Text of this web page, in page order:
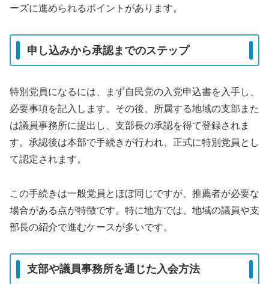
ーズに進められるポイントがあります。
申し込みから承認までのステップ
特別党員になるには、まず自民党の入党申込書を入手し、
必要事項を記入します。その後、所属する地域の支部また
は議員事務所に提出し、支部長の承認を得て登録されま
す。承認後は本部で手続きが行われ、正式に特別党員とし
て認定されます。
この手続きは一般党員とほぼ同じですが、推薦者が必要な
場合がある点が特徴です。特に地方では、地域の議員や支
部長の紹介で進むケースが多いです。
支部や議員事務所を通じた入会方法